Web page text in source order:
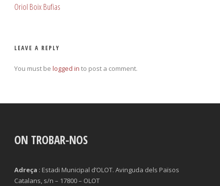
Oriol Boix Bufias
LEAVE A REPLY
You must be logged in to post a comment.
ON TROBAR-NOS
Adreça : Estadi Municipal d’OLOT. Avinguda dels Països
Catalans, s/n – 17800 – OLOT